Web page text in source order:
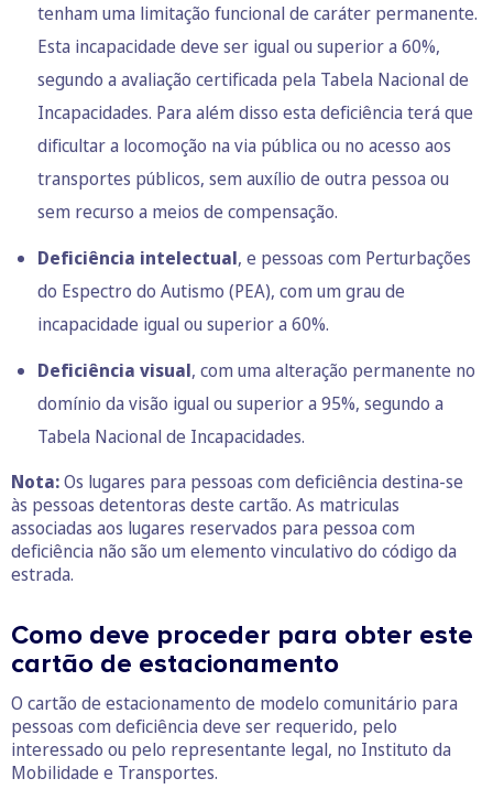
tenham uma limitação funcional de caráter permanente.
Esta incapacidade deve ser igual ou superior a 60%,
segundo a avaliação certificada pela Tabela Nacional de
Incapacidades. Para além disso esta deficiência terá que
dificultar a locomoção na via pública ou no acesso aos
transportes públicos, sem auxílio de outra pessoa ou
sem recurso a meios de compensação.
Deficiência intelectual, e pessoas com Perturbações
do Espectro do Autismo (PEA), com um grau de
incapacidade igual ou superior a 60%.
Deficiência visual, com uma alteração permanente no
domínio da visão igual ou superior a 95%, segundo a
Tabela Nacional de Incapacidades.
Nota:Os lugares para pessoas com deficiência destina-se
às pessoas detentoras deste cartão. As matriculas
associadas aos lugares reservados para pessoa com
deficiência não são um elemento vinculativo do código da
estrada.
Como deve proceder para obter este
cartão de estacionamento
O cartão de estacionamento de modelo comunitário para
pessoas com deficiência deve ser requerido, pelo
interessado ou pelo representante legal, no Instituto da
Mobilidade e Transportes.